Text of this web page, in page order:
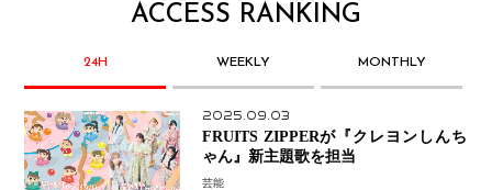
ACCESS RANKING
24H WEEKLY MONTHLY
2025.09.03
FRUITS ZIPPERが『クレヨンしんち
ゃん』新主題歌を担当
芸能